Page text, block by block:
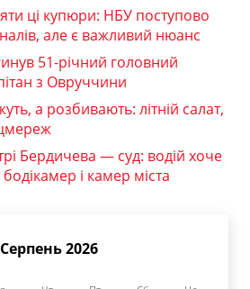
ці купюри: НБУ поступово
але є важливий нюанс
51-річний головний
з Овруччини
а розбивають: літній салат,
Бердичева — суд: водій хоче
і камер міста
Серпень 2026